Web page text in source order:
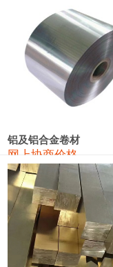
2#锑
1#镁
1#电解锰(99.7%袋装)
1#铬
553#硅
441#硅
3303#硅
铝及铝合金卷材
网上协商价格